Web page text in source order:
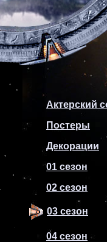
Актерский
Постеры
Декорации
01 сезон
02 сезон
03 сезон
04 сезон